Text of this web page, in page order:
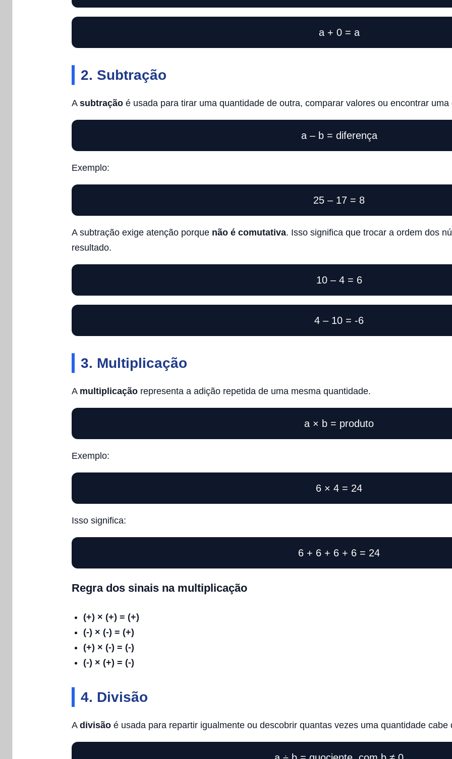
a + 0 = a
2. Subtração
A subtração é usada para tirar uma quantidade de outra, comparar valores ou encontrar uma
a – b = diferença
Exemplo:
25 – 17 = 8
A subtração exige atenção porque não é comutativa. Isso significa que trocar a ordem dos
resultado.
10 – 4 = 6
4 – 10 = -6
3. Multiplicação
A multiplicação representa a adição repetida de uma mesma quantidade.
a × b = produto
Exemplo:
6 × 4 = 24
Isso significa:
6 + 6 + 6 + 6 = 24
Regra dos sinais na multiplicação
(+) × (+) = (+)
(-) × (-) = (+)
(+) × (-) = (-)
(-) × (+) = (-)
4. Divisão
A divisão é usada para repartir igualmente ou descobrir quantas vezes uma quantidade cabe